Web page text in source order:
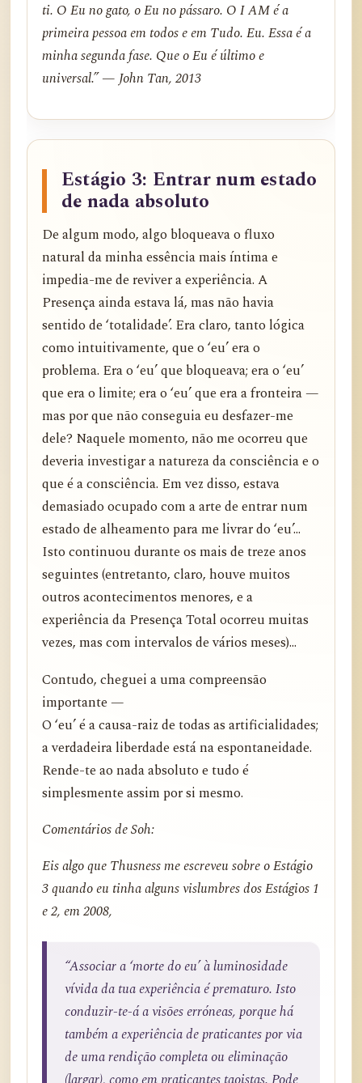
ti. O Eu no gato, o Eu no pássaro. O I AM é a
primeira pessoa em todos e em Tudo. Eu. Essa é a
minha segunda fase. Que o Eu é último e
universal.” — John Tan, 2013
Estágio 3: Entrar num estado
de nada absoluto
De algum modo, algo bloqueava o fluxo
natural da minha essência mais íntima e
impedia-me de reviver a experiência. A
Presença ainda estava lá, mas não havia
sentido de ‘totalidade’. Era claro, tanto lógica
como intuitivamente, que o ‘eu’ era o
problema. Era o ‘eu’ que bloqueava; era o ‘eu’
que era o limite; era o ‘eu’ que era a fronteira —
mas por que não conseguia eu desfazer-me
dele? Naquele momento, não me ocorreu que
deveria investigar a natureza da consciência e o
que é a consciência. Em vez disso, estava
demasiado ocupado com a arte de entrar num
estado de alheamento para me livrar do ‘eu’...
Isto continuou durante os mais de treze anos
seguintes (entretanto, claro, houve muitos
outros acontecimentos menores, e a
experiência da Presença Total ocorreu muitas
vezes, mas com intervalos de vários meses)...
Contudo, cheguei a uma compreensão
importante —
O ‘eu’ é a causa-raiz de todas as artificialidades;
a verdadeira liberdade está na espontaneidade.
Rende-te ao nada absoluto e tudo é
simplesmente assim por si mesmo.
Comentários de Soh:
Eis algo que Thusness me escreveu sobre o Estágio
3 quando eu tinha alguns vislumbres dos Estágios 1
e 2, em 2008,
“Associar a ‘morte do eu’ à luminosidade
vívida da tua experiência é prematuro. Isto
conduzir-te-á a visões erróneas, porque há
também a experiência de praticantes por via
de uma rendição completa ou eliminação